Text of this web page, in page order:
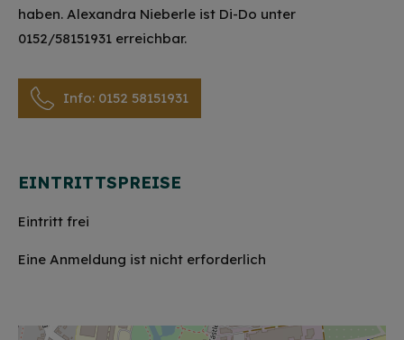
haben. Alexandra Nieberle ist Di-Do unter
0152/58151931 erreichbar.
Info: 0152 58151931
EINTRITTSPREISE
Eintritt frei
Eine Anmeldung ist nicht erforderlich